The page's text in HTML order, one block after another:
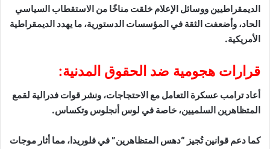
الديمقراطيين ووسائل الإعلام خلقت مناخًا من الاستقطاب السياسي
الحاد، وأضعفت الثقة في المؤسسات الدستورية، ما يهدد الديمقراطية
الأمريكية.
قرارات هجومية ضد الحقوق المدنية:
أعاد ترامب عسكرة التعامل مع الاحتجاجات، ونشر قوات فدرالية لقمع
المتظاهرين السلميين، خاصة في لوس أنجلوس وتكساس.
كما دعم قوانين تُجيز “دهس المتظاهرين” في فلوريدا، مما أثار موجات